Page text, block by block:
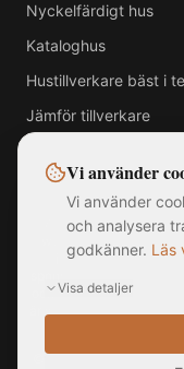
Nyckelfärdigt hus
Kataloghus
Hustillverkare bäst i
Jämför tillverkare
Alla varumärken,
webbplats tillhör
jämförelsetjänst
och kan avvika från
är sammanställd från
©2026MittNyaHus.se
Vi använder
Vi använder
och analysera
godkänner. Läs
Visa detaljer